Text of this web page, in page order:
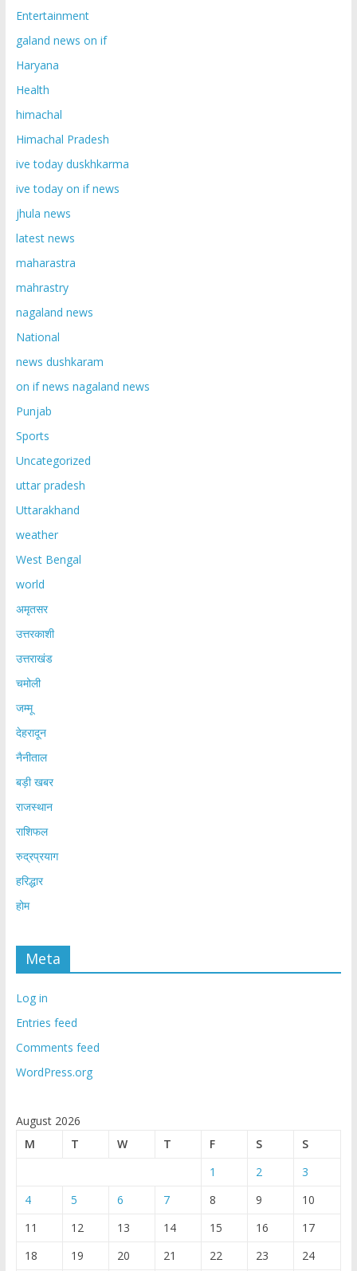
Entertainment
galand news on if
Haryana
Health
himachal
Himachal Pradesh
ive today duskhkarma
ive today on if news
jhula news
latest news
maharastra
mahrastry
nagaland news
National
news dushkaram
on if news nagaland news
Punjab
Sports
Uncategorized
uttar pradesh
Uttarakhand
weather
West Bengal
world
अमृतसर
उत्तरकाशी
उत्तराखंड
चमोली
जम्मू
देहरादून
नैनीताल
बड़ी खबर
राजस्थान
राशिफल
रुद्रप्रयाग
हरिद्धार
होम
Meta
Log in
Entries feed
Comments feed
WordPress.org
August 2026
M
T W T F S
S
1
2
3
4
5 6 7 8 9
10
11
12 13 14 15 16
17
18
19 20 21 22 23 24